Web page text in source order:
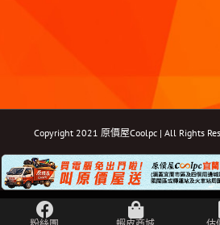
Copyright 2021 原價屋Coolpc | All Rights
FacebookInstagram